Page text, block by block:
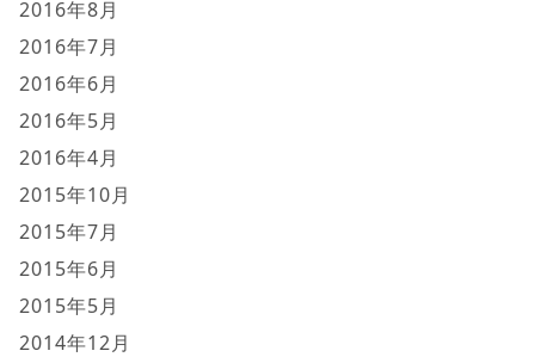
2016年8月
2016年7月
2016年6月
2016年5月
2016年4月
2015年10月
2015年7月
2015年6月
2015年5月
2014年12月